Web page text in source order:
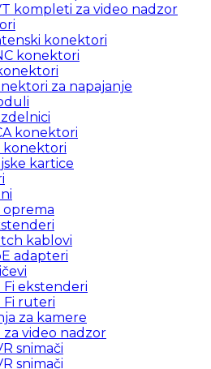
kompleti za video nadzor
konektori
konektori
za napajanje
konektori
konektori
kartice
oprema
kablovi
adapteri
Fi ekstenderi
Fi ruteri
za kamere
za video nadzor
snimači
snimači